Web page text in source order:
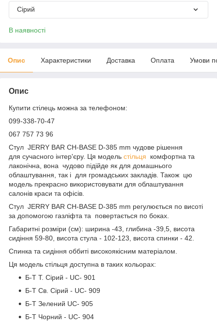
Сірий
В наявності
Опис Характеристики Доставка Оплата Умови
Опис
Купити стілець можна за телефоном:
099-338-70-47
067 757 73 96
Стул JERRY BAR CH-BASE D-385 mm чудове рішення
для сучасного інтер'єру. Ця модель стільця комфортна та
лаконічна, вона чудово підійде як для домашнього
облаштування, так і для громадських закладів. Також цю
модель прекрасно використовувати для облаштування
салонів краси та офісів.
Стул JERRY BAR CH-BASE D-385 mm регулюється по висоті
за допомогою газліфта та повертається по боках.
Габаритні розміри (см): ширина -43, глибина -39,5, висота
сидіння 59-80, висота стула - 102-123, висота спинки - 42.
Спинка та сидіння оббиті високоякісним матеріалом.
Ця модель стільця доступна в таких кольорах:
Б-Т Т. Сірий - UC- 901
Б-Т Св. Сірий - UC- 909
Б-Т Зелений UC- 905
Б-Т Чорний - UC- 904